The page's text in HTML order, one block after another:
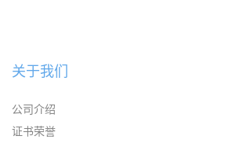
关于我们
公司介绍
证书荣誉